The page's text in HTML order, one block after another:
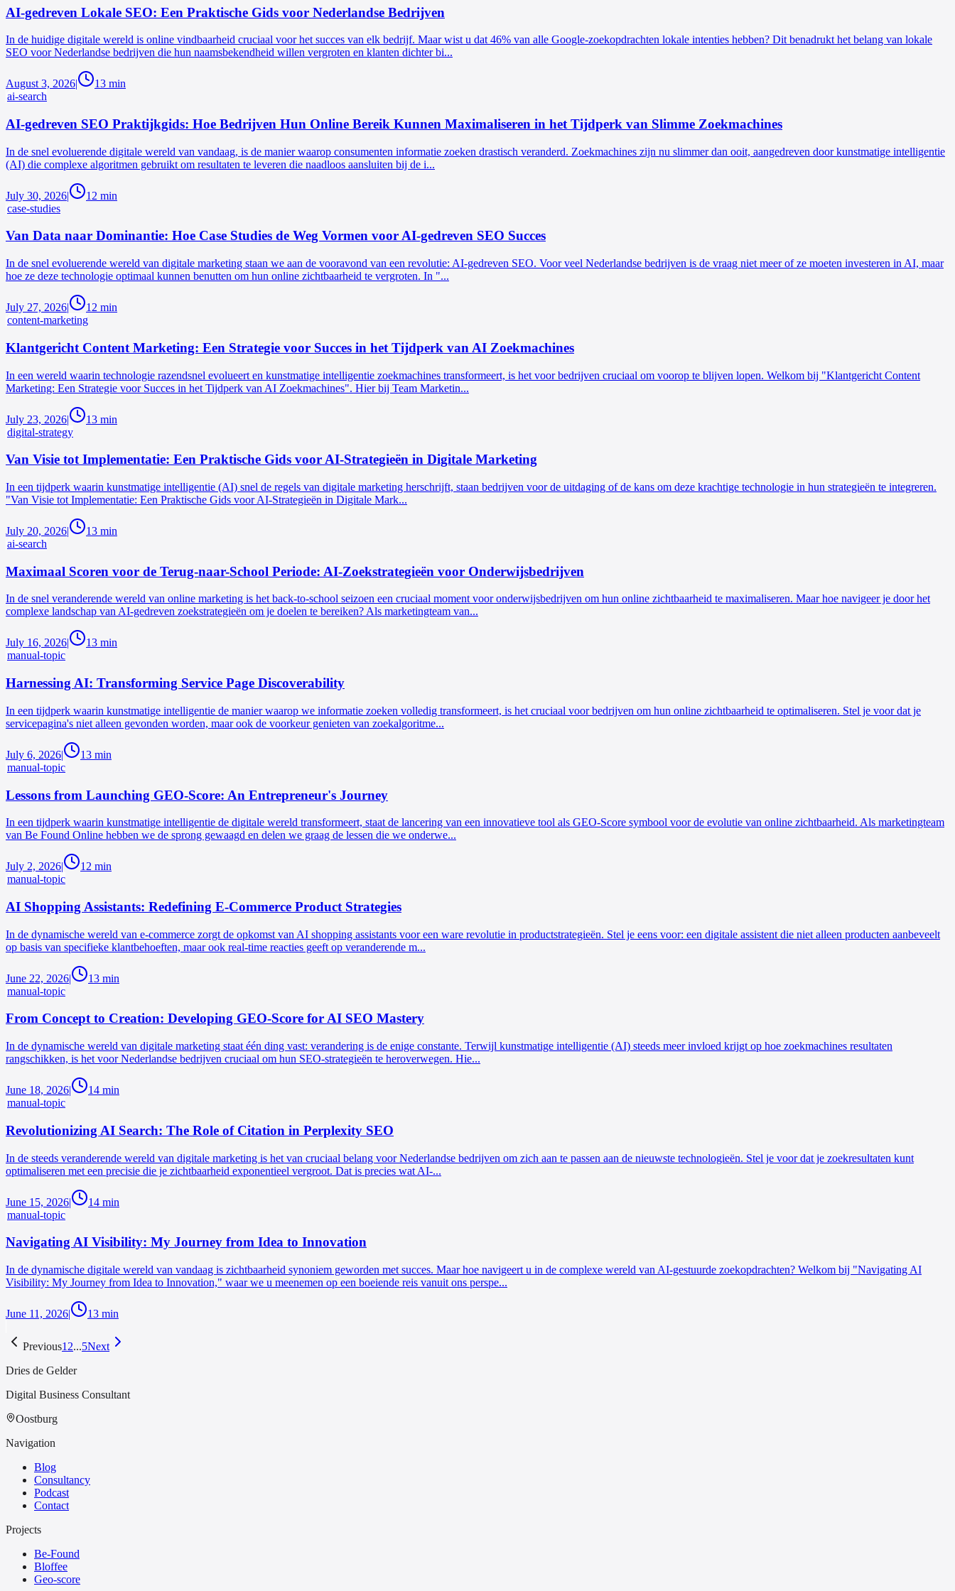
AI-gedreven Lokale SEO: Een Praktische Gids voor Nederlandse Bedrijven
In de huidige digitale wereld is online vindbaarheid cruciaal voor het succes van elk bedrijf. Maar wist u dat 46% van alle Google-zoekopdrachten lokale intenties hebben? Dit benadrukt het belang van lokale
SEO voor Nederlandse bedrijven die hun naamsbekendheid willen vergroten en klanten dichter bi...
August 3, 2026| 13 min
ai-search
AI-gedreven SEO Praktijkgids: Hoe Bedrijven Hun Online Bereik Kunnen Maximaliseren in het Tijdperk van Slimme Zoekmachines
In de snel evoluerende digitale wereld van vandaag, is de manier waarop consumenten informatie zoeken drastisch veranderd. Zoekmachines zijn nu slimmer dan ooit, aangedreven door kunstmatige intelligentie
(AI) die complexe algoritmen gebruikt om resultaten te leveren die naadloos aansluiten bij de i...
July 30, 2026| 12 min
case-studies
Van Data naar Dominantie: Hoe Case Studies de Weg Vormen voor AI-gedreven SEO Succes
In de snel evoluerende wereld van digitale marketing staan we aan de vooravond van een revolutie: AI-gedreven SEO. Voor veel Nederlandse bedrijven is de vraag niet meer of ze moeten investeren in AI, maar
hoe ze deze technologie optimaal kunnen benutten om hun online zichtbaarheid te vergroten. In "...
July 27, 2026| 12 min
content-marketing
Klantgericht Content Marketing: Een Strategie voor Succes in het Tijdperk van AI Zoekmachines
In een wereld waarin technologie razendsnel evolueert en kunstmatige intelligentie zoekmachines transformeert, is het voor bedrijven cruciaal om voorop te blijven lopen. Welkom bij "Klantgericht Content
Marketing: Een Strategie voor Succes in het Tijdperk van AI Zoekmachines". Hier bij Team Marketin...
July 23, 2026| 13 min
digital-strategy
Van Visie tot Implementatie: Een Praktische Gids voor AI-Strategieën in Digitale Marketing
In een tijdperk waarin kunstmatige intelligentie (AI) snel de regels van digitale marketing herschrijft, staan bedrijven voor de uitdaging of de kans om deze krachtige technologie in hun strategieën te integreren.
"Van Visie tot Implementatie: Een Praktische Gids voor AI-Strategieën in Digitale Mark...
July 20, 2026| 13 min
ai-search
Maximaal Scoren voor de Terug-naar-School Periode: AI-Zoekstrategieën voor Onderwijsbedrijven
In de snel veranderende wereld van online marketing is het back-to-school seizoen een cruciaal moment voor onderwijsbedrijven om hun online zichtbaarheid te maximaliseren. Maar hoe navigeer je door het
complexe landschap van AI-gedreven zoekstrategieën om je doelen te bereiken? Als marketingteam van...
July 16, 2026| 13 min
manual-topic
Harnessing AI: Transforming Service Page Discoverability
In een tijdperk waarin kunstmatige intelligentie de manier waarop we informatie zoeken volledig transformeert, is het cruciaal voor bedrijven om hun online zichtbaarheid te optimaliseren. Stel je voor dat je
servicepagina's niet alleen gevonden worden, maar ook de voorkeur genieten van zoekalgoritme...
July 6, 2026| 13 min
manual-topic
Lessons from Launching GEO-Score: An Entrepreneur's Journey
In een tijdperk waarin kunstmatige intelligentie de digitale wereld transformeert, staat de lancering van een innovatieve tool als GEO-Score symbool voor de evolutie van online zichtbaarheid. Als marketingteam
van Be Found Online hebben we de sprong gewaagd en delen we graag de lessen die we onderwe...
July 2, 2026| 12 min
manual-topic
AI Shopping Assistants: Redefining E-Commerce Product Strategies
In de dynamische wereld van e-commerce zorgt de opkomst van AI shopping assistants voor een ware revolutie in productstrategieën. Stel je eens voor: een digitale assistent die niet alleen producten aanbeveelt
op basis van specifieke klantbehoeften, maar ook real-time reacties geeft op veranderende m...
June 22, 2026| 13 min
manual-topic
From Concept to Creation: Developing GEO-Score for AI SEO Mastery
In de dynamische wereld van digitale marketing staat één ding vast: verandering is de enige constante. Terwijl kunstmatige intelligentie (AI) steeds meer invloed krijgt op hoe zoekmachines resultaten
rangschikken, is het voor Nederlandse bedrijven cruciaal om hun SEO-strategieën te heroverwegen. Hie...
June 18, 2026| 14 min
manual-topic
Revolutionizing AI Search: The Role of Citation in Perplexity SEO
In de steeds veranderende wereld van digitale marketing is het van cruciaal belang voor Nederlandse bedrijven om zich aan te passen aan de nieuwste technologieën. Stel je voor dat je zoekresultaten kunt
optimaliseren met een precisie die je zichtbaarheid exponentieel vergroot. Dat is precies wat AI-...
June 15, 2026| 14 min
manual-topic
Navigating AI Visibility: My Journey from Idea to Innovation
In de dynamische digitale wereld van vandaag is zichtbaarheid synoniem geworden met succes. Maar hoe navigeert u in de complexe wereld van AI-gestuurde zoekopdrachten? Welkom bij "Navigating AI
Visibility: My Journey from Idea to Innovation," waar we u meenemen op een boeiende reis vanuit ons perspe...
June 11, 2026| 13 min
Previous1 2...5Next
Dries de Gelder
Digital Business Consultant
Oostburg
Navigation
Blog
Consultancy
Podcast
Contact
Projects
Be-Found
Bloffee
Geo-score